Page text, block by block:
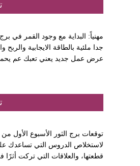
مهنياً: البداية مع وجود القمر في
جدا ملئية بالطاقة الايجابية
عرض عمل جديد يعني تعبك عم يحمل
توقعات برج الثور الأسبوع الأول
لاستخلاص الدروس التي تساعدك على
قطعتها، والعلاقات التي تركت